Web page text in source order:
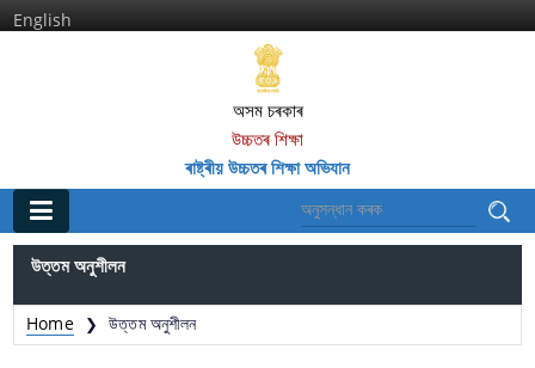
English
অসম চৰকাৰ
উচ্চতৰ শিক্ষা
ৰাষ্ট্ৰীয় উচ্চতৰ শিক্ষা অভিযান
সূচনা আৰু সেৱা
উত্তম অনুশীলন
Home ❯ উত্তম অনুশীলন